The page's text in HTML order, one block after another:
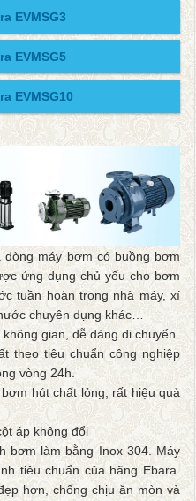
EVMSG3
EVMSG5
EVMSG10
máy bơm có buồng bơm
ứng dụng chủ yếu cho bơm
tuần hoàn trong nhà máy, xí
chuyên dụng khác…
gian, dễ dàng di chuyển
theo tiêu chuẩn công nghiệp
vòng 24h.
hút chất lỏng, rất hiệu quả
áp không đổi
bơm làm bằng Inox 304. Máy
tiêu chuẩn của hãng Ebara.
hơn, chống chịu ăn mòn và